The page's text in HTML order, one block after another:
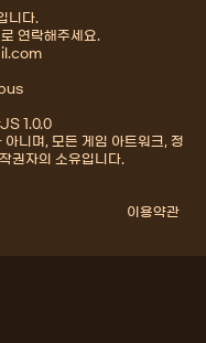
니다.
연락해주세요.
1.0.0
니며, 모든 게임 아트워크, 정
권자의 소유입니다.
이용약관